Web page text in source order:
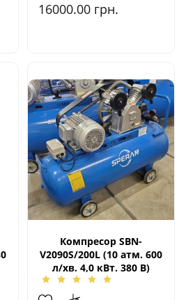
16000.00 грн.
Компресор SBN-
V2090S/200L (10 атм. 600
л/хв. 4,0 кВт. 380 В)